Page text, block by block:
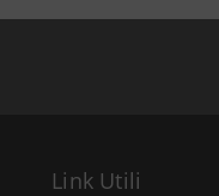
Link Utili